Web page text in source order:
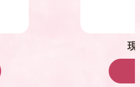
詳しくはこちら